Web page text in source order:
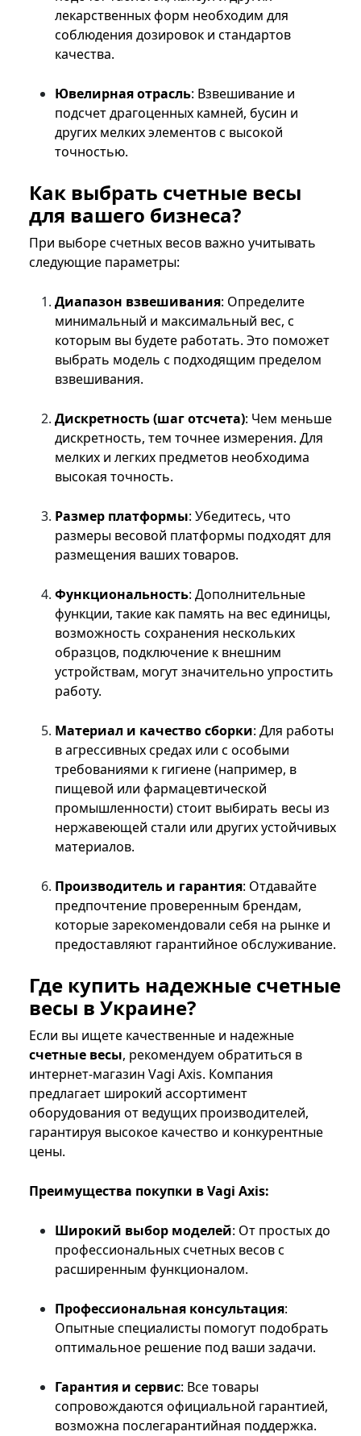
лекарственных форм необходим для
соблюдения дозировок и стандартов
качества.
Ювелирная отрасль: Взвешивание и
подсчет драгоценных камней, бусин и
других мелких элементов с высокой
точностью.
Как выбрать счетные весы
для вашего бизнеса?
При выборе счетных весов важно учитывать
следующие параметры:
Диапазон взвешивания: Определите
минимальный и максимальный вес, с
которым вы будете работать. Это поможет
выбрать модель с подходящим пределом
взвешивания.
Дискретность (шаг отсчета): Чем меньше
дискретность, тем точнее измерения. Для
мелких и легких предметов необходима
высокая точность.
Размер платформы: Убедитесь, что
размеры весовой платформы подходят для
размещения ваших товаров.
Функциональность: Дополнительные
функции, такие как память на вес единицы,
возможность сохранения нескольких
образцов, подключение к внешним
устройствам, могут значительно упростить
работу.
Материал и качество сборки: Для работы
в агрессивных средах или с особыми
требованиями к гигиене (например, в
пищевой или фармацевтической
промышленности) стоит выбирать весы из
нержавеющей стали или других устойчивых
материалов.
Производитель и гарантия: Отдавайте
предпочтение проверенным брендам,
которые зарекомендовали себя на рынке и
предоставляют гарантийное обслуживание.
Где купить надежные счетные
весы в Украине?
Если вы ищете качественные и надежные
счетные весы, рекомендуем обратиться в
интернет-магазин Vagi Axis. Компания
предлагает широкий ассортимент
оборудования от ведущих производителей,
гарантируя высокое качество и конкурентные
цены.
Преимущества покупки в Vagi Axis:
Широкий выбор моделей: От простых до
профессиональных счетных весов с
расширенным функционалом.
Профессиональная консультация:
Опытные специалисты помогут подобрать
оптимальное решение под ваши задачи.
Гарантия и сервис: Все товары
сопровождаются официальной гарантией,
возможна послегарантийная поддержка.